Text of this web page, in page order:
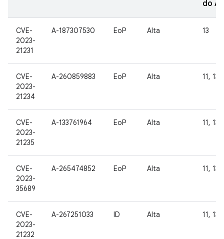
do
CVE-
2023-
21231
A-187307530 EoP Alta 13
CVE-
2023-
21234
A-260859883 EoP Alta 11, 13
CVE-
2023-
21235
A-133761964 EoP Alta 11, 13
CVE-
2023-
35689
A-265474852 EoP Alta 11, 13
CVE-
2023-
21232
A-267251033 ID Alta 11, 13